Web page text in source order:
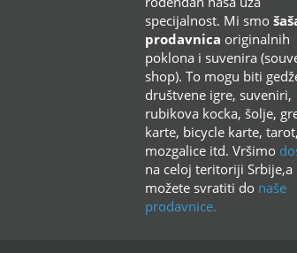
specijalnost. Mi smo
prodavnica originalnih
poklona i suvenira
shop). To mogu biti
društvene igre, suveniri,
rubikova kocka, šolje,
karte, bicycle karte, tarot,
mozgalice itd. Vršimo
na celoj teritoriji Srbije,a
možete svratiti do naše
prodavnice.